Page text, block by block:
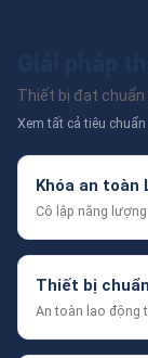
Thiết bị đạt chuẩn
Xem tất cả tiêu
Khóa an toàn
Cô lập năng
Thiết bị
An toàn lao động